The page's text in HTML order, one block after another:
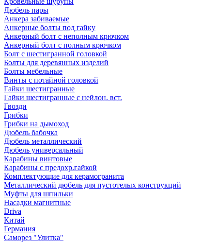
Дюбель пары
Анкера забиваемые
Анкерные болты под гайку
Анкерный болт с неполным крючком
Анкерный болт с полным крючком
Болт с шестигранной головкой
Болты для деревянных изделий
Болты мебельные
Винты с потайной головкой
Гайки шестигранные
Гайки шестигранные с нейлон. вст.
Гвозди
Грибки
Грибки на дымоход
Дюбель бабочка
Дюбель металлический
Дюбель универсальный
Карабины винтовые
Карабины с предохр.гайкой
Комплектующие для керамогранита
Металлический дюбель для пустотелых конструкций
Муфты для шпильки
Насадки магнитные
Driva
Китай
Германия
Саморез "Улитка"